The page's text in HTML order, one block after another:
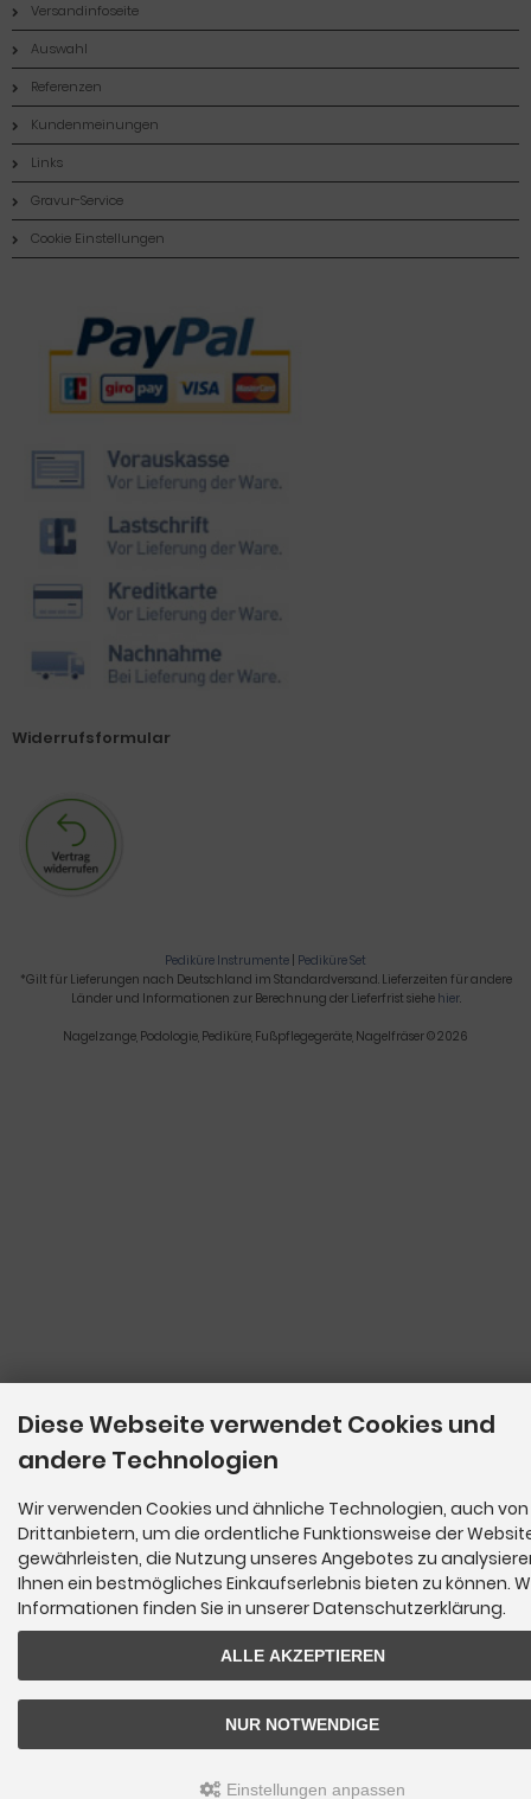
Versandinfoseite
Auswahl
Referenzen
Kundenmeinungen
Links
Gravur-Service
Cookie Einstellungen
Zahlungsmethoden
Widerrufsformular
Pediküre Instrumente | Pediküre Set
*Gilt für Lieferungen nach Deutschland im Standardversand. Lieferzeiten für andere
Länder und Informationen zur Berechnung der Lieferfrist siehe hier.
Nagelzange, Podologie, Pediküre, Fußpflegegeräte, Nagelfräser © 2026
Diese Webseite verwendet Cookies und
andere Technologien
Wir verwenden Cookies und ähnliche Technologien, auch von
Drittanbietern, um die ordentliche Funktionsweise der
gewährleisten, die Nutzung unseres Angebotes zu
Ihnen ein bestmögliches Einkaufserlebnis bieten zu können.
Informationen finden Sie in unserer Datenschutzerklärung.
ALLE AKZEPTIEREN
NUR NOTWENDIGE
Einstellungen anpassen